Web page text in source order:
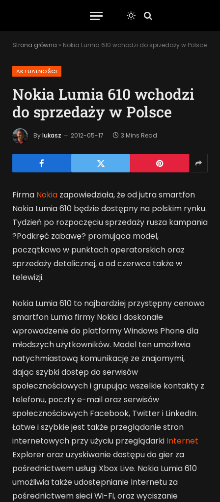
Strona główna » Nokia Lumia 610 wchodzi do sprzedaży w Polsce
AKTUALNOŚCI
Nokia Lumia 610 wchodzi
do sprzedaży w Polsce
Bylukasz 2012-05-17 3 Mins Read
Firma Nokia zapowiedziała, że od jutra smartfon
Nokia Lumia 610 będzie dostępny na polskim rynku.
Tydzień po rozpoczęciu sprzedaży rusza kampania
?Podkręć zabawę? promująca model,
początkowo w punktach operatorskich oraz
sprzedaży detalicznej, a od czerwca także w
telewizji.
Nokia Lumia 610 to najbardziej przystępny cenowo
smartfon Lumia firmy Nokia i doskonałe
wprowadzenie do platformy Windows Phone dla
młodszych użytkowników. Model ten umożliwia
natychmiastową komunikację ze znajomymi,
dając szybki dostęp do serwisów
społecznościowych i grupując wszelkie kontakty z
telefonu, poczty e-mail oraz serwisów
społecznościowych Facebook, Twitter i LinkedIn.
Łatwe i szybkie jest także przeglądanie stron
internetowych przy użyciu przeglądarki Internet
Explorer oraz uzyskiwanie dostępu do gier za
pośrednictwem usługi Xbox Live. Nokia Lumia 610
umożliwia także udostępnianie Internetu za
pośrednictwem sieci Wi-Fi, oraz wyciszanie